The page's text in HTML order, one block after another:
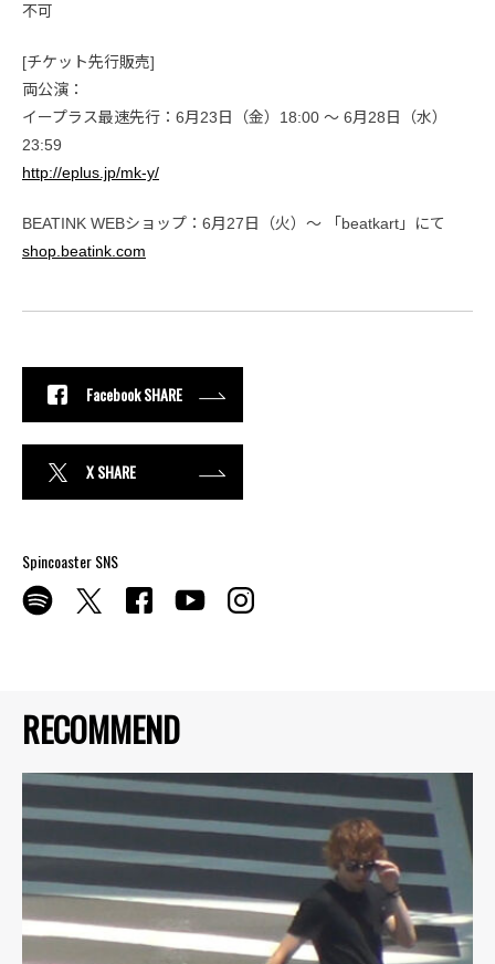
RECOMMEND
不可
[チケット先行販売]
両公演：
イープラス最速先行：6月23日（金）18:00 ～ 6月28日（水）
23:59
http://eplus.jp/mk-y/
BEATINK WEBショップ：6月27日（火）～ 「beatkart」にて
shop.beatink.com
Facebook SHARE
X SHARE
Spincoaster SNS